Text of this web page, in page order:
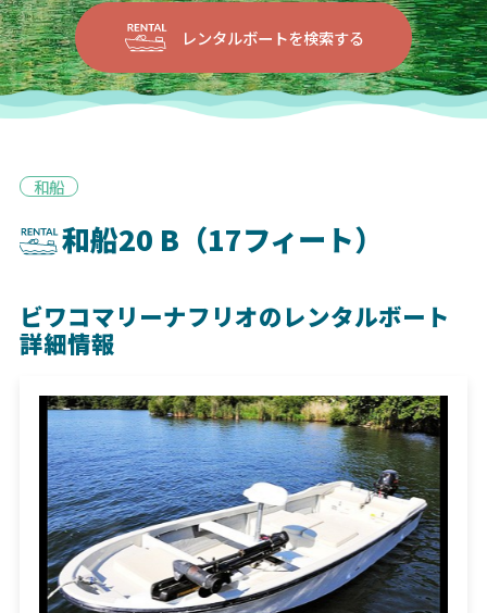
レンタルボートを検索する
和船
和船20 B（17フィート）
ビワコマリーナフリオのレンタルボート
詳細情報